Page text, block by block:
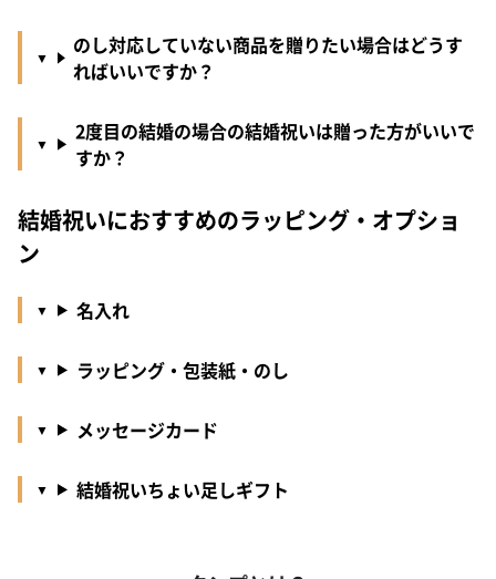
のし対応していない商品を贈りたい場合はどうす
ればいいですか？
2度目の結婚の場合の結婚祝いは贈った方がいいで
すか？
結婚祝いにおすすめのラッピング・オプショ
ン
名入れ
ラッピング・包装紙・のし
メッセージカード
結婚祝いちょい足しギフト